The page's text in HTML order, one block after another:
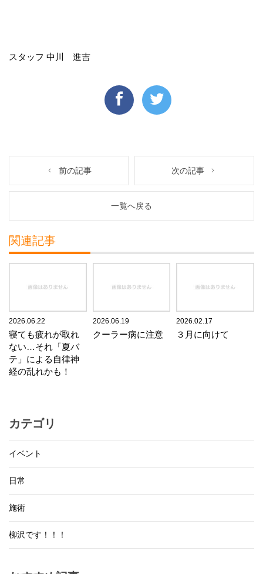
スタッフ 中川 進吉
前の記事 次の記事
一覧へ戻る
関連記事
2026.06.22
寝ても疲れが取れ
ない…それ「夏バ
テ」による自律神
経の乱れかも！
2026.06.19
クーラー病に注意
2026.02.17
３月に向けて
カテゴリ
イベント
日常
施術
柳沢です！！！